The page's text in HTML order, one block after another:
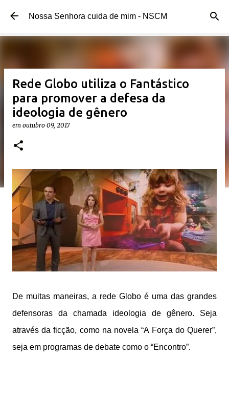
Pular para o conteúdo principal
Nossa Senhora cuida de mim - NSCM
Rede Globo utiliza o Fantástico
para promover a defesa da
ideologia de gênero
em outubro 09, 2017
De muitas maneiras, a rede Globo é uma das grandes
defensoras da chamada ideologia de gênero. Seja
através da ficção, como na novela “A Força do Querer”,
seja em programas de debate como o “Encontro”.